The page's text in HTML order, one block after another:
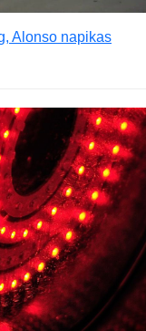
Alonso napikas